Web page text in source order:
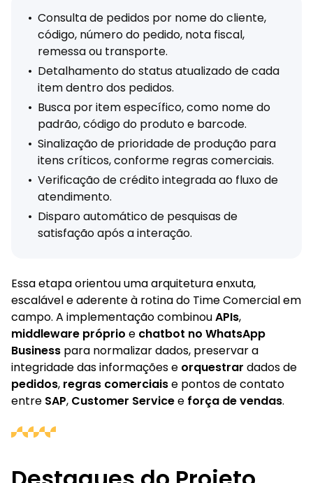
• Consulta de pedidos por nome do cliente,
código, número do pedido, nota fiscal,
remessa ou transporte.
• Detalhamento do status atualizado de cada
item dentro dos pedidos.
• Busca por item específico, como nome do
padrão, código do produto e barcode.
• Sinalização de prioridade de produção para
itens críticos, conforme regras comerciais.
• Verificação de crédito integrada ao fluxo de
atendimento.
• Disparo automático de pesquisas de
satisfação após a interação.
Essa etapa orientou uma arquitetura enxuta,
escalável e aderente à rotina do Time Comercial em
campo. A implementação combinouAPIs,
middleware próprio e chatbot no WhatsApp
Business para normalizar dados, preservar a
integridade das informações e orquestrar dados de
pedidos, regras comerciaise pontos de contato
entre SAP, Customer Servicee força de vendas.